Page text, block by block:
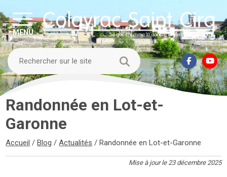
MENU
Randonnée en Lot-et-
Garonne
Accueil /Blog /Actualités /Randonnée en Lot-et-Garonne
Mise à jour le 23 décembre 2025